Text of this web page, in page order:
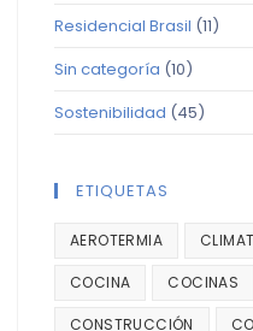
Residencial Brasil (11)
Sin categoría (10)
Sostenibilidad (45)
ETIQUETAS
AEROTERMIA
COCINA COCINAS
CONSTRUCCIÓN